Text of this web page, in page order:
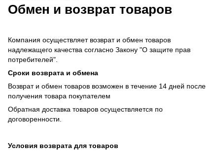
Обмен и возврат товаров
Компания осуществляет возврат и обмен товаров
надлежащего качества согласно Закону "О защите прав
потребителей".
Сроки возврата и обмена
Возврат и обмен товаров возможен в течение 14 дней после
получения товара покупателем
Обратная доставка товаров осуществляется по
договоренности.
Условия возврата для товаров